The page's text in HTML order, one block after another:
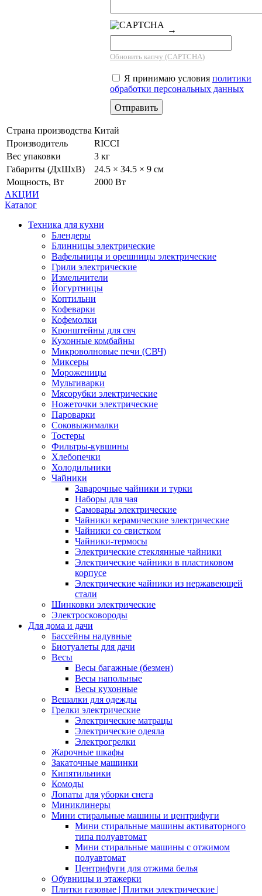
→
Обновить капчу (CAPTCHA)
Я принимаю условия политики
обработки персональных данных
Страна производства Китай
Производитель
RICCI
Вес упаковки
3 кг
Габариты (ДхШхВ)
24.5 × 34.5 × 9 см
Мощность, Вт
2000 Вт
АКЦИИ
Каталог
Техника для кухни
Блендеры
Блинницы электрические
Вафельницы и орешницы электрические
Грили электрические
Измельчители
Йогуртницы
Коптильни
Кофеварки
Кофемолки
Кронштейны для свч
Кухонные комбайны
Микроволновые печи (СВЧ)
Миксеры
Мороженицы
Мультиварки
Мясорубки электрические
Ножеточки электрические
Пароварки
Соковыжималки
Тостеры
Фильтры-кувшины
Хлебопечки
Холодильники
Чайники
Заварочные чайники и турки
Наборы для чая
Самовары электрические
Чайники керамические электрические
Чайники со свистком
Чайники-термосы
Электрические стеклянные чайники
Электрические чайники в пластиковом
корпусе
Электрические чайники из нержавеющей
стали
Шинковки электрические
Электросковороды
Для дома и дачи
Бассейны надувные
Биотуалеты для дачи
Весы
Весы багажные (безмен)
Весы напольные
Весы кухонные
Вешалки для одежды
Грелки электрические
Электрические матрацы
Электрические одеяла
Электрогрелки
Жарочные шкафы
Закаточные машинки
Кипятильники
Комоды
Лопаты для уборки снега
Миниклинеры
Мини стиральные машины и центрифуги
Мини стиральные машины активаторного
типа полуавтомат
Мини стиральные машины с отжимом
полуавтомат
Центрифуги для отжима белья
Обувницы и этажерки
Плитки газовые | Плитки электрические |